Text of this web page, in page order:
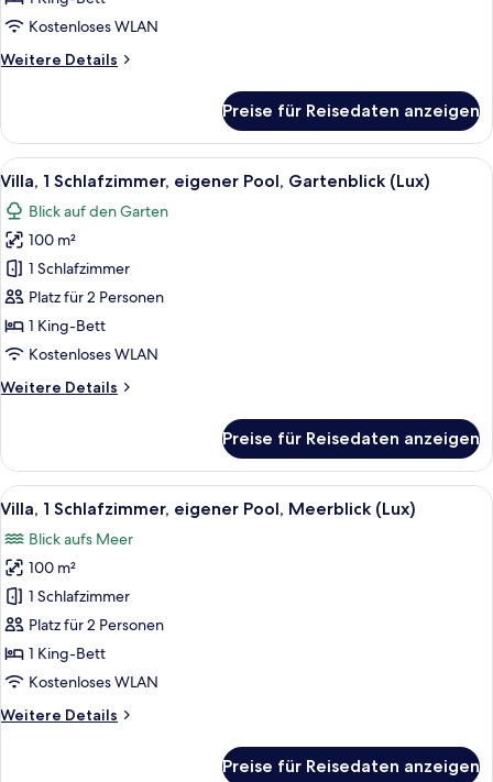
Kostenloses WLAN
Weitere Details
Weitere
Suite
Preise für Reisedaten anzeigen
Alle
Fotos
für
Villa,
Schlafzimmer,
eigener
Pool,
(Lux)
Ein Poolbereich mit Liegestühlen
6
Villa, 1 Schlafzimmer, eigener Pool, Gartenblick (Lux)
Blick auf den Garten
100 m²
1 Schlafzimmer
Platz für 2 Personen
1 King-Bett
Kostenloses WLAN
Weitere Details
Weitere
1
Schlafzimmer,
eigener
Gartenblick
(Lux)
Preise für Reisedaten anzeigen
Alle
Fotos
für
Villa,
Schlafzimmer,
eigener
Pool,
(Lux)
Ein modernes Hotelzimmer mit
6
Villa, 1 Schlafzimmer, eigener Pool, Meerblick (Lux)
Blick aufs Meer
100 m²
1 Schlafzimmer
Platz für 2 Personen
1 King-Bett
Kostenloses WLAN
Weitere Details
Weitere
Preise für Reisedaten anzeigen